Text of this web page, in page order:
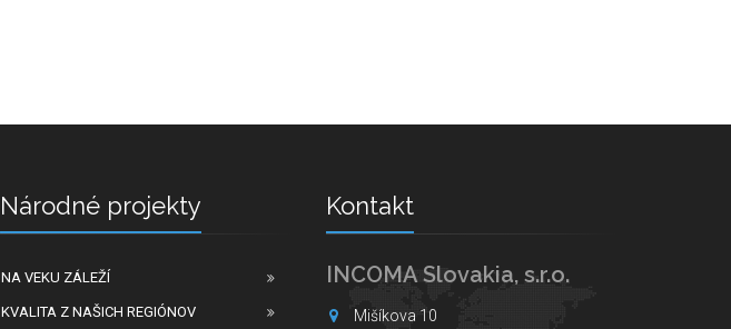
Národné projekty
NA VEKU ZÁLEŽÍ
KVALITA Z NAŠICH REGIÓNOV
Kontakt
INCOMA Slovakia, s.r.o.
Mišíkova 10